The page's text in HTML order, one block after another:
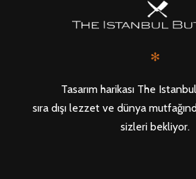
✻
Tasarım harikası The
sıra dışı lezzet ve dünya
sizleri bekliyor.